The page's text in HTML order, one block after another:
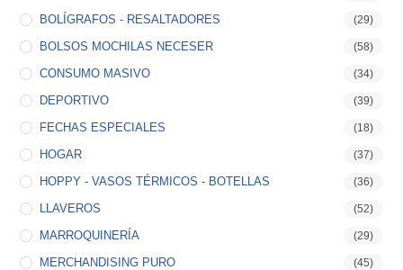
BOLÍGRAFOS - RESALTADORES (29)
BOLSOS MOCHILAS NECESER (58)
CONSUMO MASIVO (34)
DEPORTIVO (39)
FECHAS ESPECIALES (18)
HOGAR (37)
HOPPY - VASOS TÉRMICOS - BOTELLAS (36)
LLAVEROS (52)
MARROQUINERÍA (29)
MERCHANDISING PURO (45)